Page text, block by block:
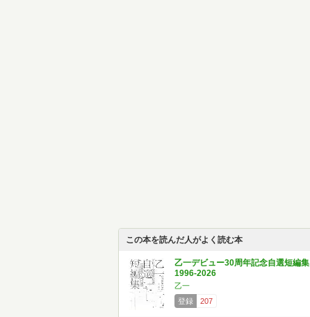
この本を読んだ人がよく読む本
乙一デビュー30周年記念自選短編集
1996-2026
乙一
登録
207